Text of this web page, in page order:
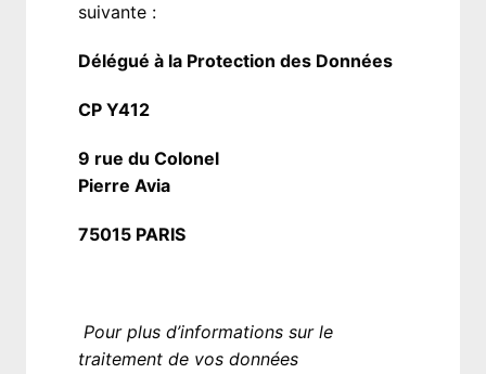
suivante :
Délégué à la Protection des Données
CP Y412
9 rue du Colonel
Pierre Avia
75015 PARIS
Pour plus d’informations sur le
traitement de vos données